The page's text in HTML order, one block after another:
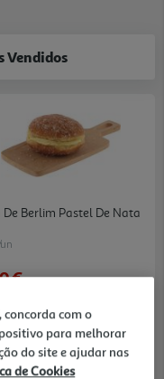
Vendidos
De Berlim Pastel De Nata
€
concorda com o
para melhorar
do site e ajudar nas
de Cookies